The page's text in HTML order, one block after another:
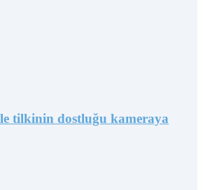
tilkinin dostluğu kameraya